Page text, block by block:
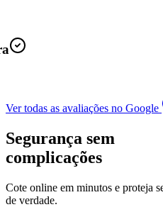
Ver todas as avaliações no Google
Segurança sem
complicações
Cote online em minutos e proteja
de verdade.